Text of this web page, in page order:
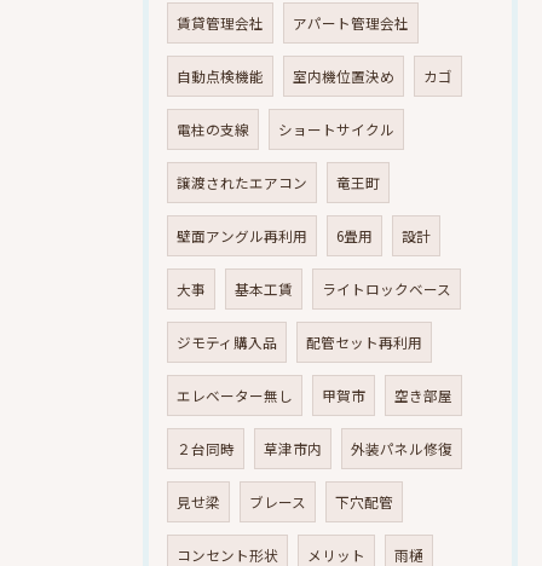
賃貸管理会社 アパート管理会社
自動点検機能 室内機位置決め カゴ
電柱の支線 ショートサイクル
譲渡されたエアコン 竜王町
壁面アングル再利用 6畳用 設計
大事 基本工賃 ライトロックベース
ジモティ購入品 配管セット再利用
エレベーター無し 甲賀市 空き部屋
２台同時 草津市内 外装パネル修復
見せ梁 ブレース 下穴配管
コンセント形状 メリット 雨樋